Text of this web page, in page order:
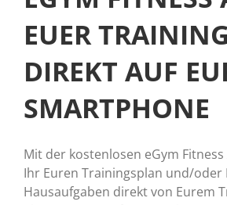
EUER
DIREKT AUF
SMARTPHONE
Mit der kostenlosen eGym
Ihr Euren Trainingsplan und/oder
Hausaufgaben direkt von Eurem